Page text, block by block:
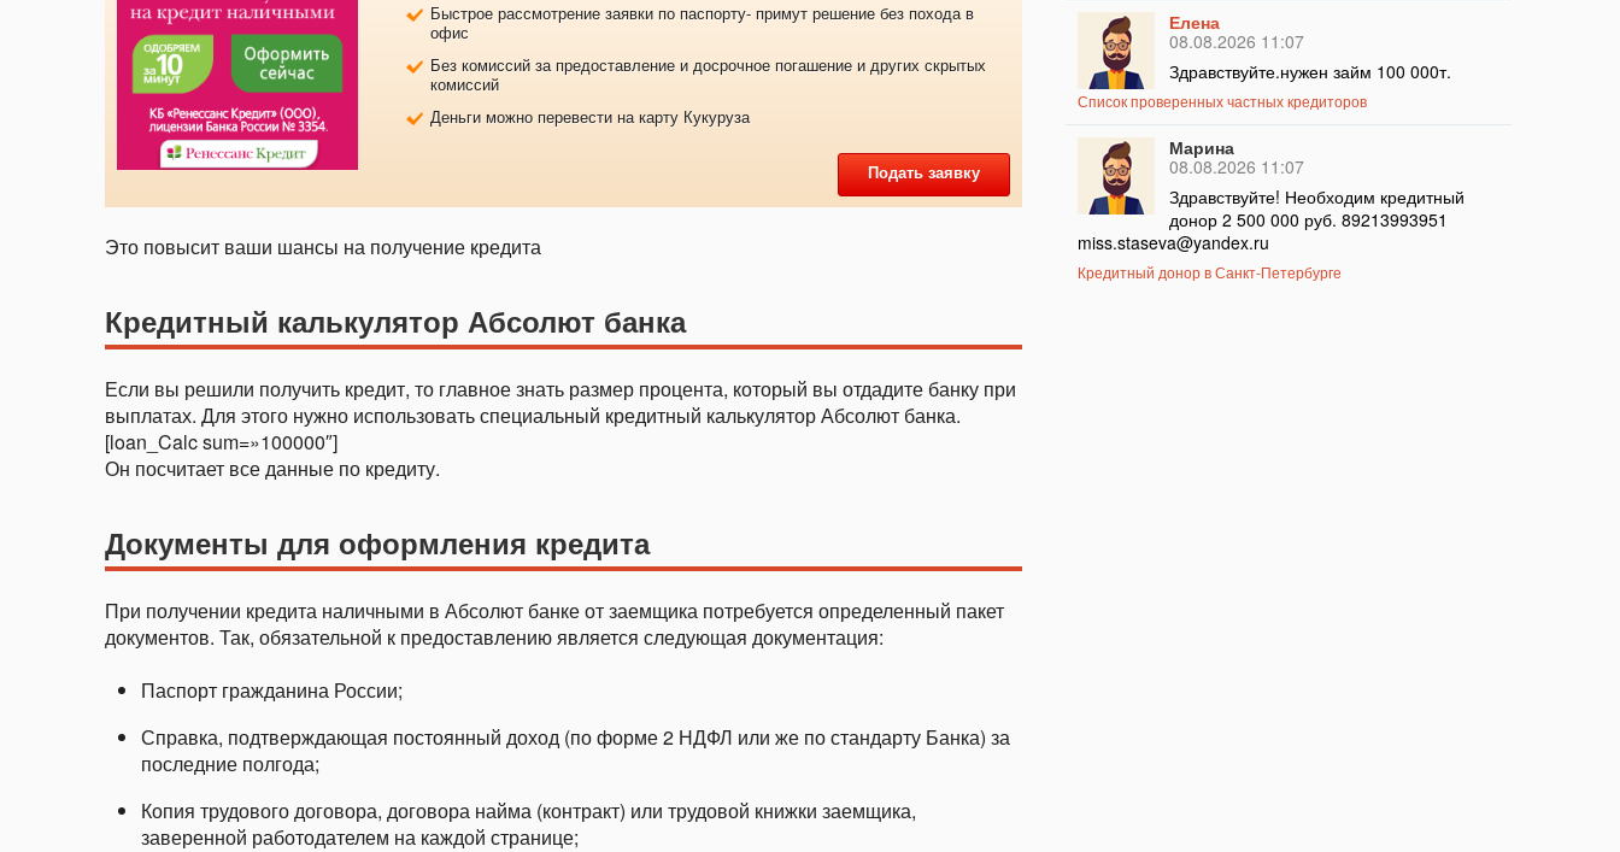
Быстрое рассмотрение заявки по паспорту- примут решение без похода в
офис
Без комиссий за предоставление и досрочное погашение и других скрытых
комиссий
Деньги можно перевести на карту Кукуруза
Подать заявку
Это повысит ваши шансы на получение кредита
Кредитный калькулятор Абсолют банка
Если вы решили получить кредит, то главное знать размер процента, который вы отдадите банку при
выплатах. Для этого нужно использовать специальный кредитный калькулятор Абсолют банка.
[loan_Calc sum=»100000″]
Он посчитает все данные по кредиту.
Документы для оформления кредита
При получении кредита наличными в Абсолют банке от заемщика потребуется определенный пакет
документов. Так, обязательной к предоставлению является следующая документация:
Паспорт гражданина России;
Справка, подтверждающая постоянный доход (по форме 2 НДФЛ или же по стандарту Банка) за
последние полгода;
Копия трудового договора, договора найма (контракт) или трудовой книжки заемщика,
заверенной работодателем на каждой странице;
Елена
08.08.2026 11:07
Здравствуйте.нужен займ 100 000т.
Список проверенных частных кредиторов
Марина
08.08.2026 11:07
Здравствуйте! Необходим кредитный
донор 2 500 000 руб. 89213993951
miss.staseva@yandex.ru
Кредитный донор в Санкт-Петербурге